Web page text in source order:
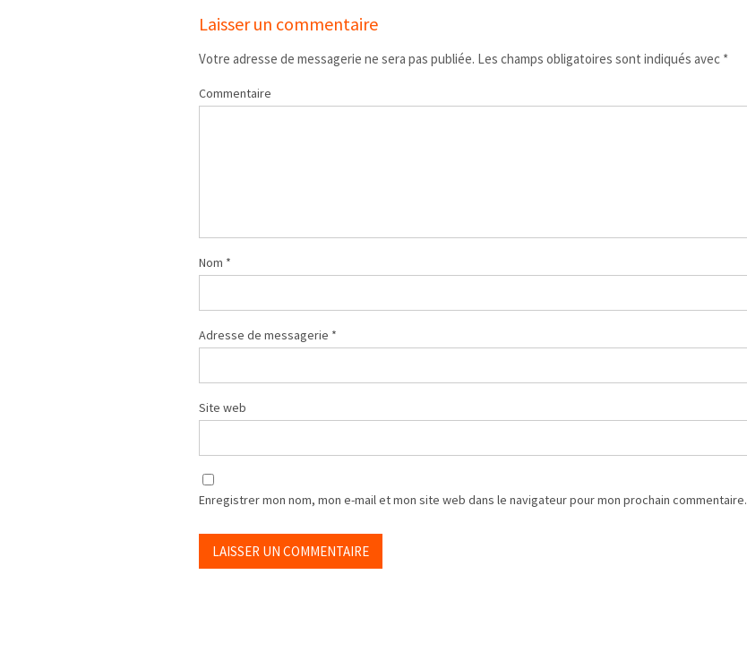
Laisser un commentaire
Votre adresse de messagerie ne sera pas publiée. Les champs obligatoires sont indiqués avec *
Commentaire
Nom *
Adresse de messagerie *
Site web
Enregistrer mon nom, mon e-mail et mon site web dans le navigateur pour mon prochain commentaire.